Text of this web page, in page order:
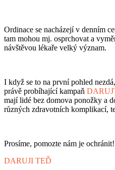
Ordinace se nacházejí v denním
tam mohou mj. osprchovat a
návštěvou lékaře velký význam.
I když se to na první pohled
právě probíhající kampaň
mají lidé bez domova ponožky a
různých zdravotních komplikací,
Prosíme, pomozte nám je ochránit!
DARUJI TEĎ